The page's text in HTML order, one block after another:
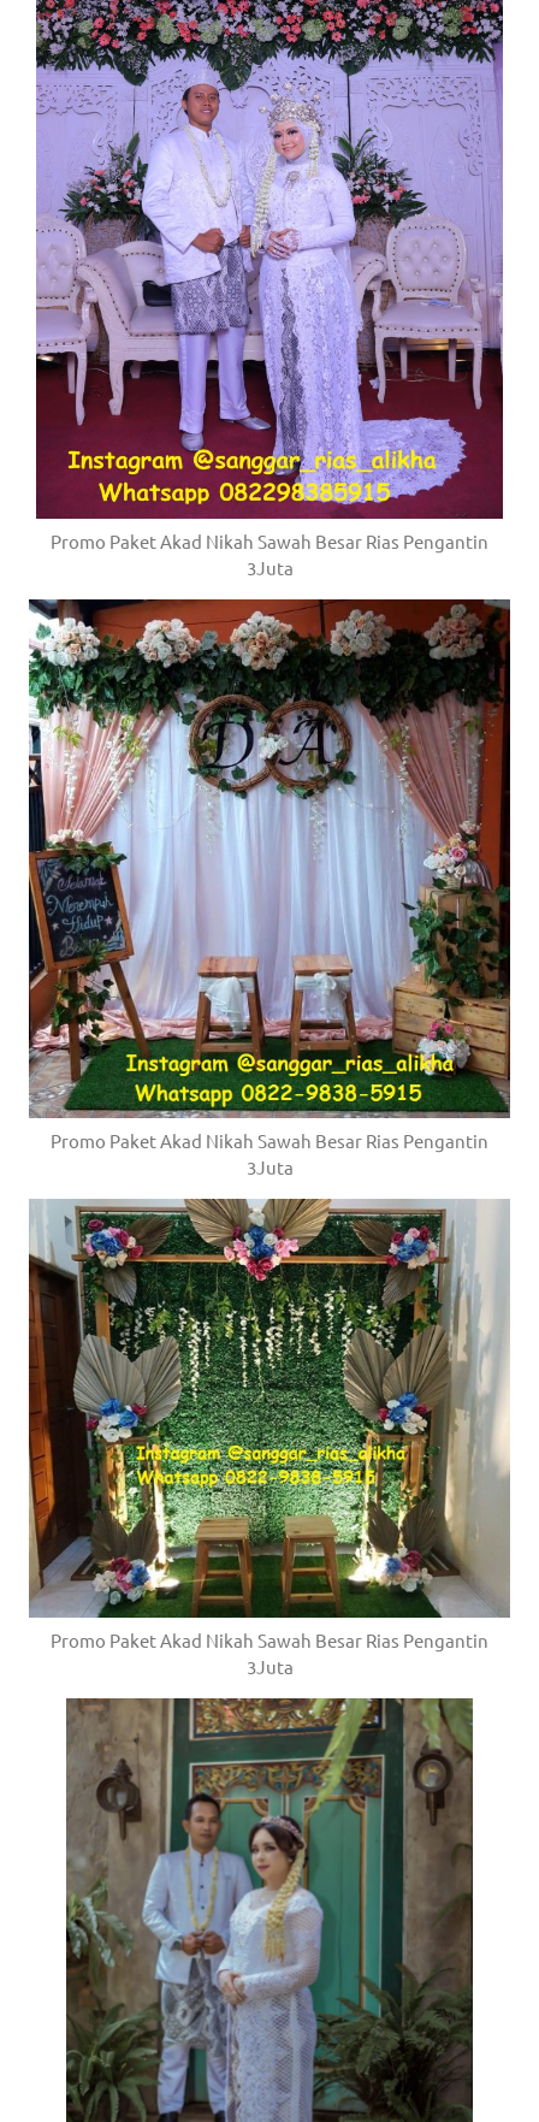
Promo Paket Akad Nikah Sawah Besar Rias Pengantin
3Juta
Promo Paket Akad Nikah Sawah Besar Rias Pengantin
3Juta
Promo Paket Akad Nikah Sawah Besar Rias Pengantin
3Juta